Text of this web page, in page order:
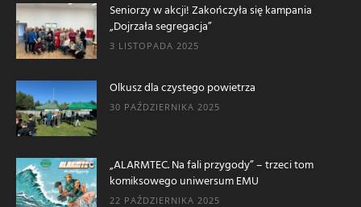
Seniorzy w akcji! Zakończyła się kampania
„Dojrzała segregacja”
3 LISTOPADA 2025
Olkusz dla czystego powietrza
30 PAŹDZIERNIKA 2025
„ALARMTEC. Na fali przygody” – trzeci tom
komiksowego uniwersum EMU
22 PAŹDZIERNIKA 2025